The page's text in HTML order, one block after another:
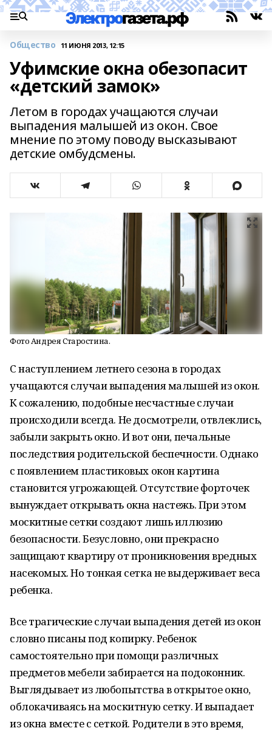
Общество 11 ИЮНЯ 2013, 12:15
Уфимские окна обезопасит
«детский замок»
Летом в городах учащаются случаи
выпадения малышей из окон. Свое
мнение по этому поводу высказывают
детские омбудсмены.
Фото Андрея Старостина.
С наступлением летнего сезона в городах
учащаются случаи выпадения малышей из окон.
К сожалению, подобные несчастные случаи
происходили всегда. Не досмотрели, отвлеклись,
забыли закрыть окно. И вот они, печальные
последствия родительской беспечности. Однако
с появлением пластиковых окон картина
становится угрожающей. Отсутствие форточек
вынуждает открывать окна настежь. При этом
москитные сетки создают лишь иллюзию
безопасности. Безусловно, они прекрасно
защищают квартиру от проникновения вредных
насекомых. Но тонкая сетка не выдерживает веса
ребенка.
Все трагические случаи выпадения детей из окон
словно писаны под копирку. Ребенок
самостоятельно при помощи различных
предметов мебели забирается на подоконник.
Выглядывает из любопытства в открытое окно,
облокачиваясь на москитную сетку. И выпадает
из окна вместе с сеткой. Родители в это время,